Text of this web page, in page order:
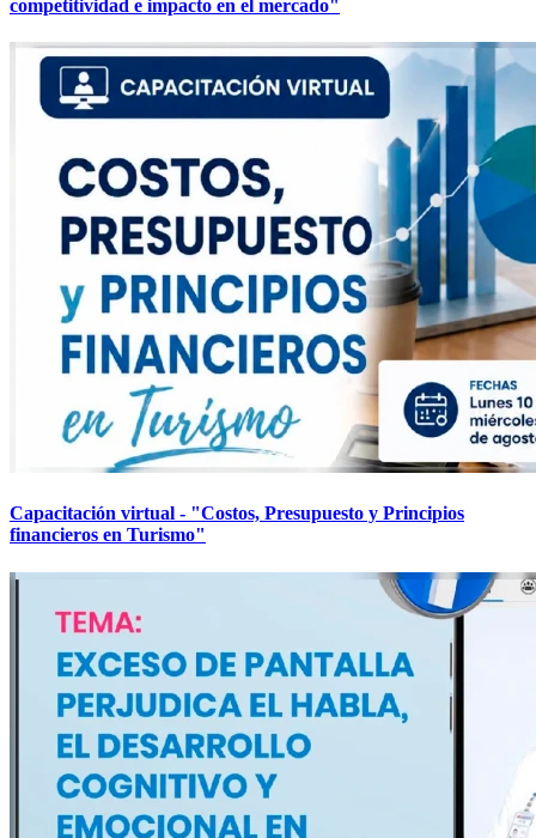
competitividad e impacto en el mercado"
Capacitación virtual - "Costos, Presupuesto y Principios
financieros en Turismo"